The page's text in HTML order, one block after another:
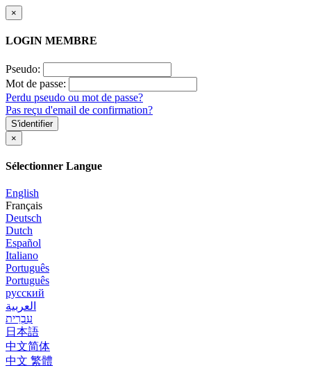
×
LOGIN MEMBRE
Pseudo:
Mot de passe:
Perdu pseudo ou mot de passe?
Pas reçu d'email de confirmation?
S'identifier
×
Sélectionner Langue
English
Français
Deutsch
Dutch
Español
Italiano
Português
Português
русский
العربية
עִבְרִית
日本語
中文简体
中文 繁體